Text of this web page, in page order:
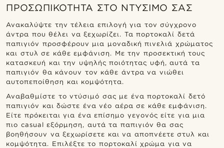
ΠΡΟΣΩΠΙΚΌΤΗΤΑ ΣΤΟ ΝΤΎΣΙΜΌ ΣΑΣ
Ανακαλύψτε την τέλεια επιλογή για τον σύγχρονο
άντρα που θέλει να ξεχωρίζει. Τα πορτοκαλί δετά
παπιγιόν προσφέρουν μια μοναδική πινελιά χρώματος
και στυλ σε κάθε εμφάνιση. Με την προσεκτική τους
κατασκευή και την υψηλής ποιότητας υφή, αυτά τα
παπιγιόν θα κάνουν τον κάθε άντρα να νιώθει
αυτοπεποίθηση και κομψότητα.
Αναβαθμίστε το ντύσιμό σας με ένα πορτοκαλί δετό
παπιγιόν και δώστε ένα νέο αέρα σε κάθε εμφάνιση.
Είτε πρόκειται για ένα επίσημο γεγονός είτε για μια
πιο casual εξόρμηση, αυτά τα παπιγιόν θα σας
βοηθήσουν να ξεχωρίσετε και να αποπνέετε στυλ και
κομψότητα. Επιλέξτε το πορτοκαλί χρώμα για να